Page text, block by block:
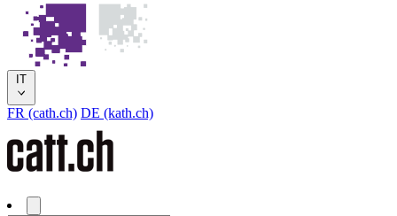
IT
FR (cath.ch) DE (kath.ch)